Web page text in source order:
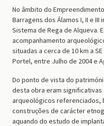
No âmbito do
Barragens dos Álamos I, II e
Sistema de Rega de Alqueva.
acompanhamento
situadas a cerca de 10 km a
Portel, entre Julho de 2004 e
Do ponto de vista do
desta obra eram
arqueológicos referenciados,
construções de carácter
aquando do estudo de